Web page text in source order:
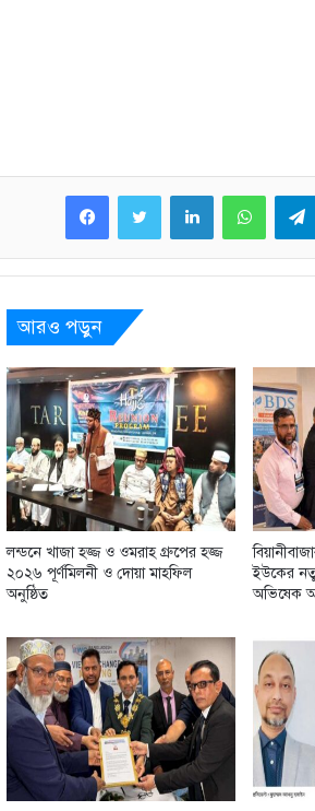
LinkedIn
আরও পড়ুন
লন্ডনে খাজা হজ্জ ও ওমরাহ গ্রুপের হজ্জ
২০২৬ পূর্ণমিলনী ও দোয়া মাহফিল
অনুষ্ঠিত
ইউকের নতুন
অভিষেক